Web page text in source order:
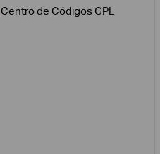
Centro de Códigos GPL